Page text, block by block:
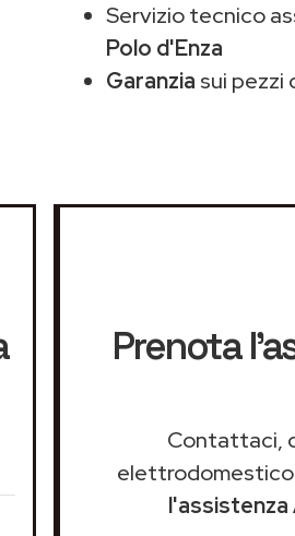
Servizio tecnico
Polo d'Enza
Garanzia sui pezzi
Prenota
Contattaci,
elettrodomestico
l'assistenza